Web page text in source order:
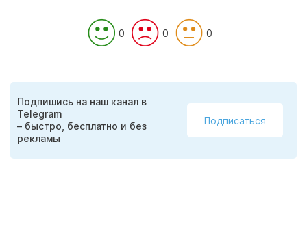
0 0 0
Подпишись на наш канал в
Telegram
– быстро, бесплатно и без
рекламы
Подписаться